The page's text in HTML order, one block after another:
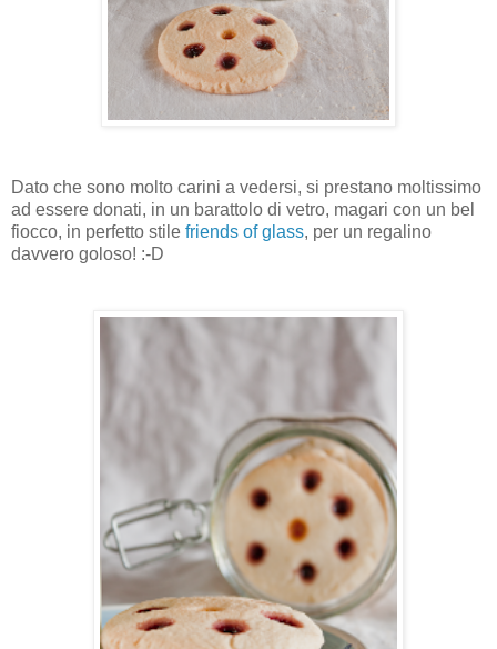
Dato che sono molto carini a vedersi, si prestano moltissimo
ad essere donati, in un barattolo di vetro, magari con un bel
fiocco, in perfetto stile friends of glass, per un regalino
davvero goloso! :-D